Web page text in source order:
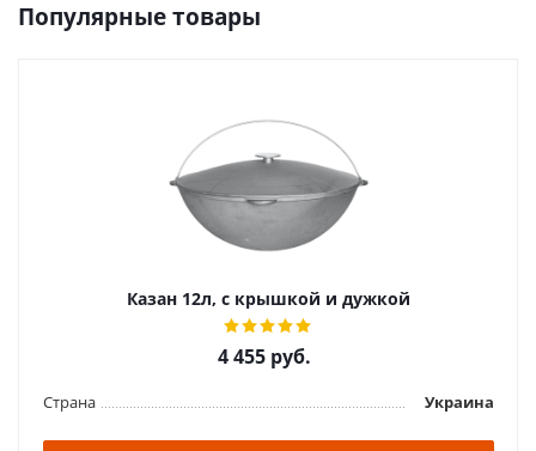
Популярные товары
Казан 12л, с крышкой и дужкой
4 455 руб.
Страна Украина